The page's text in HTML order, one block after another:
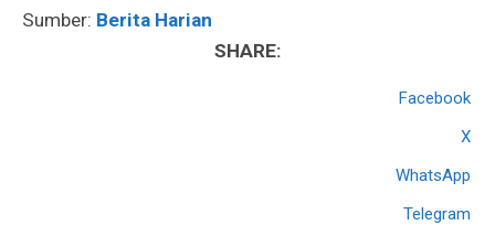
Sumber: Berita Harian
SHARE:
Facebook
X
WhatsApp
Telegram